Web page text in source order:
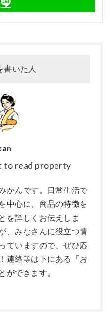
書いた人
to read property
かんです。日常生活で
中心に、商品の特徴を
を詳しくお伝えしま
、みなさんに役立つ情
ていますので、ぜひ応
連絡等は下にある「お
ができます。